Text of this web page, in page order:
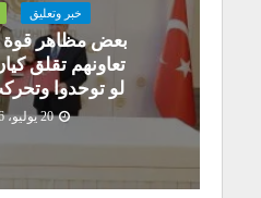
خبر وتعليق
بعض مظاهر قوة
تعاونهم تقلق
لو توحدوا
20 يوليو، 2026